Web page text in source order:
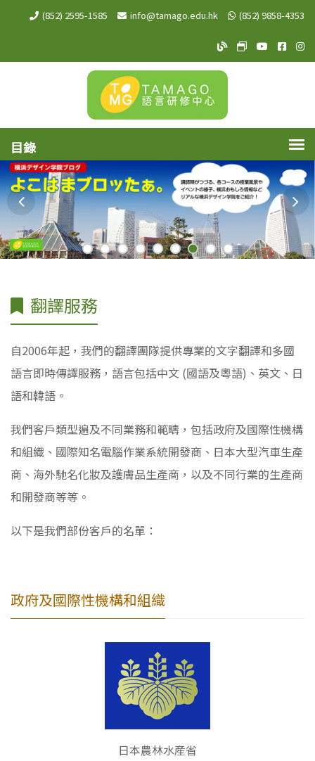
(852) 2595-1585 info@tamago.edu.hk (852) 9858-4353
TAMAGO Blog
TAMAGO MeWe
TAMAGO
翻譯服務
自2006年起，我們的翻譯團隊提供專業的文字翻譯和多國
語言即時傳譯服務，語言包括中文 (國語及粵語)、英文、日
語和韓語。
我們客戶類型遍及不同業務和範疇，包括政府及國際性機構
和組織、國際知名電腦作業系統開發商、日本大型汽車生產
商、海外馳名化妝及護膚品生產商，以及不同行業的生產商
和開發商等等。
以下是我們部份客戶的名單：
政府及國際性機構和組織
日本農林水産省